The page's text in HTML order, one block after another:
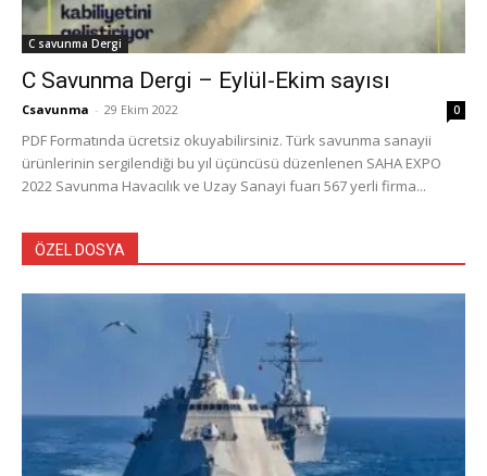
C savunma Dergi
C Savunma Dergi – Eylül-Ekim sayısı
Csavunma - 29 Ekim 2022 0
PDF Formatında ücretsiz okuyabilirsiniz. Türk savunma sanayii
ürünlerinin sergilendiği bu yıl üçüncüsü düzenlenen SAHA EXPO
2022 Savunma Havacılık ve Uzay Sanayi fuarı 567 yerli firma...
ÖZEL DOSYA